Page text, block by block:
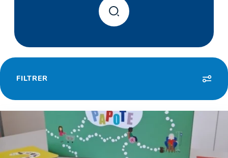
FILTRER